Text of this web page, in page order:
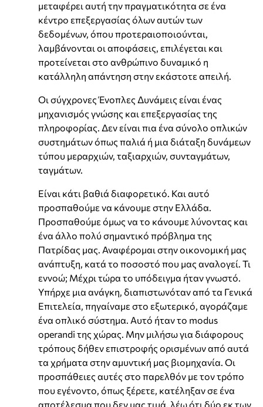
μεταφέρει αυτή την πραγματικότητα σε ένα
κέντρο επεξεργασίας όλων αυτών των
δεδομένων, όπου προτεραιοποιούνται,
λαμβάνονται οι αποφάσεις, επιλέγεται και
προτείνεται στο ανθρώπινο δυναμικό η
κατάλληλη απάντηση στην εκάστοτε απειλή.
Οι σύγχρονες Ένοπλες Δυνάμεις είναι ένας
μηχανισμός γνώσης και επεξεργασίας της
πληροφορίας. Δεν είναι πια ένα σύνολο οπλικών
συστημάτων όπως παλιά ή μια διάταξη δυνάμεων
τύπου μεραρχιών, ταξιαρχιών, συνταγμάτων,
ταγμάτων.
Είναι κάτι βαθιά διαφορετικό. Και αυτό
προσπαθούμε να κάνουμε στην Ελλάδα.
Προσπαθούμε όμως να το κάνουμε λύνοντας και
ένα άλλο πολύ σημαντικό πρόβλημα της
Πατρίδας μας. Αναφέρομαι στην οικονομική μας
ανάπτυξη, κατά το ποσοστό που μας αναλογεί. Τι
εννοώ; Μέχρι τώρα το υπόδειγμα ήταν γνωστό.
Υπήρχε μια ανάγκη, διαπιστωνόταν από τα Γενικά
Επιτελεία, πηγαίναμε στο εξωτερικό, αγοράζαμε
ένα οπλικό σύστημα. Αυτό ήταν το modus
operandi της χώρας. Μην μιλήσω για διάφορους
τρόπους δήθεν επιστροφής ορισμένων από αυτά
τα χρήματα στην αμυντική μας βιομηχανία. Οι
προσπάθειες αυτές στο παρελθόν με τον τρόπο
που εγένοντο, όπως ξέρετε, κατέληξαν σε ένα
αποτέλεσμα που δεν μας τιμά, λέω ότι δύο εκ των